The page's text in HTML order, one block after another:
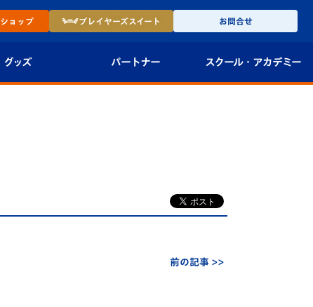
ショップ プレイヤーズスイート お問合せ
グッズ パートナー スクール・ アカデミー
U-12
前の記事 >>